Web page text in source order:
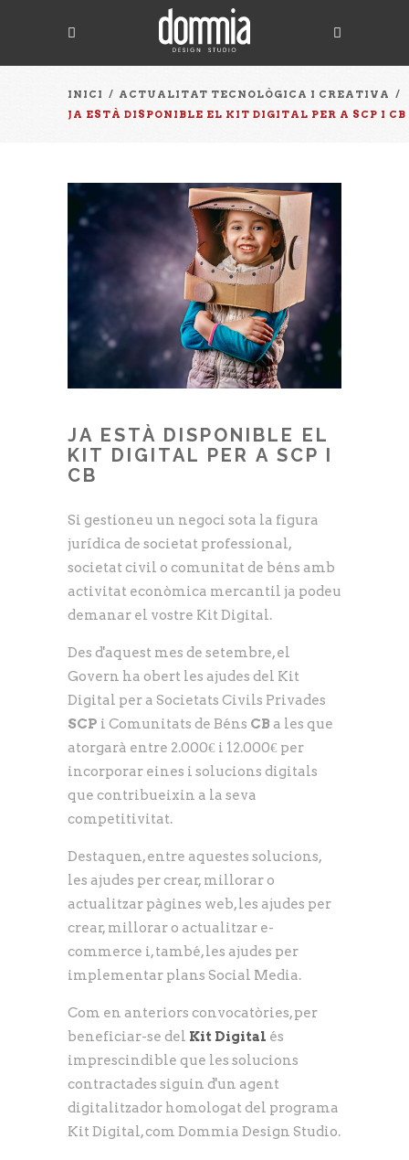
INICI / ACTUALITAT TECNOLÒGICA I CREATIVA /
JA ESTÀ DISPONIBLE EL KIT DIGITAL PER A SCP I CB
JA ESTÀ DISPONIBLE EL
KIT DIGITAL PER A SCP I
CB
Si gestioneu un negoci sota la figura
jurídica de societat professional,
societat civil o comunitat de béns amb
activitat econòmica mercantil ja podeu
demanar el vostre Kit Digital.
Des d'aquest mes de setembre, el
Govern ha obert les ajudes del Kit
Digital per a Societats Civils Privades
SCP i Comunitats de Béns CB a les que
atorgarà entre 2.000€ i 12.000€ per
incorporar eines i solucions digitals
que contribueixin a la seva
competitivitat.
Destaquen, entre aquestes solucions,
les ajudes per crear, millorar o
actualitzar pàgines web, les ajudes per
crear, millorar o actualitzar e-
commerce i, també, les ajudes per
implementar plans Social Media.
Com en anteriors convocatòries, per
beneficiar-se del Kit Digital és
imprescindible que les solucions
contractades siguin d'un agent
digitalitzador homologat del programa
Kit Digital, com Dommia Design Studio.